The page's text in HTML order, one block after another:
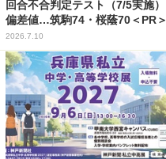
回合不合判定テスト（7/5実施）
偏差値…筑駒74・桜蔭70＜PR＞
2026.7.10